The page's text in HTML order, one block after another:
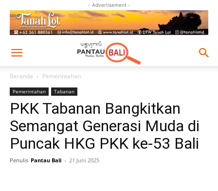
- Advertisement -
Beranda Pemerintahan
Pemerintahan Tabanan
PKK Tabanan Bangkitkan
Semangat Generasi Muda di
Puncak HKG PKK ke-53 Bali
Penulis Pantau Bali - 21 Juni 2025